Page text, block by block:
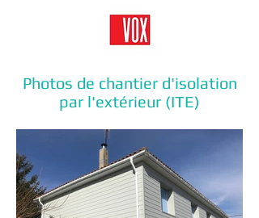
Photos de chantier d'isolation
par l'extérieur (ITE)